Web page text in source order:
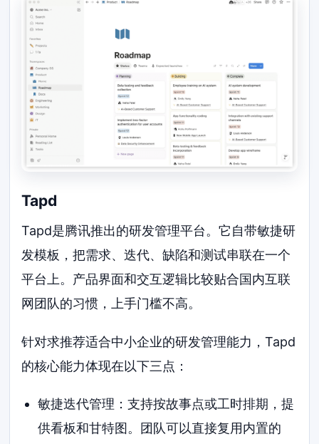
Tapd
Tapd是腾讯推出的研发管理平台。它自带敏捷研
发模板，把需求、迭代、缺陷和测试串联在一个
平台上。产品界面和交互逻辑比较贴合国内互联
网团队的习惯，上手门槛不高。
针对求推荐适合中小企业的研发管理能力，Tapd
的核心能力体现在以下三点：
敏捷迭代管理：支持按故事点或工时排期，提
供看板和甘特图。团队可以直接复用内置的